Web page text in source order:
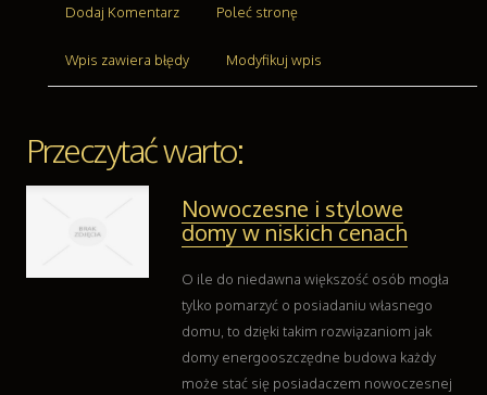
Usługi Motoryzacyjne
Reklama
Inne Agencje
Imprezy Integracyjne
Hobby
Branże
Informatyczne
Restauracje, Catering
Fotografia
Dodaj Komentarz Poleć stronę
Wpis zawiera błędy Modyfikuj wpis
Przeczytać warto:
Nowoczesne i stylowe
domy w niskich cenach
O ile do niedawna większość osób mogła
tylko pomarzyć o posiadaniu własnego
domu, to dzięki takim rozwiązaniom jak
domy energooszczędne budowa każdy
może stać się posiadaczem nowoczesnej